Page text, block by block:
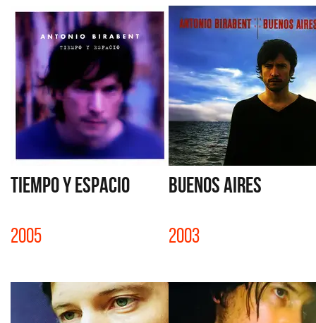
TIEMPO Y ESPACIO
2005
BUENOS AIRES
2003